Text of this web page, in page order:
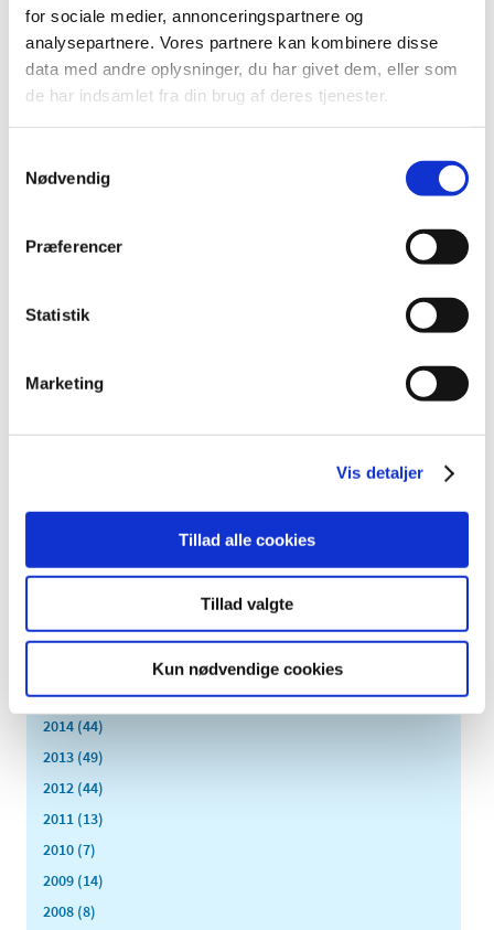
for sociale medier, annonceringspartnere og
analysepartnere. Vores partnere kan kombinere disse
data med andre oplysninger, du har givet dem, eller som
de har indsamlet fra din brug af deres tjenester.
Nødvendig
Præferencer
Statistik
Marketing
Vis detaljer
Tillad alle cookies
Tillad valgte
Kun nødvendige cookies
2026 (84)
2025 (158)
2024 (224)
2023 (195)
2022 (197)
november (19)
september (13)
juli (5)
april (11)
2021 (516)
2019 (159)
2017 (167)
2015 (33)
2014 (44)
2013 (49)
2012 (44)
2011 (13)
2010 (7)
2009 (14)
2008 (8)